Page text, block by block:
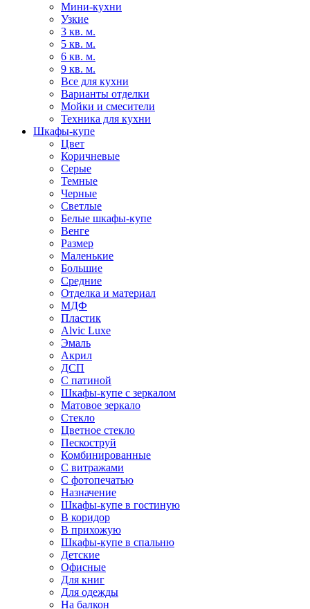
Мини-кухни
Узкие
3 кв. м.
5 кв. м.
6 кв. м.
9 кв. м.
Все для кухни
Варианты отделки
Мойки и смесители
Техника для кухни
Шкафы-купе
Цвет
Коричневые
Серые
Темные
Черные
Светлые
Белые шкафы-купе
Венге
Размер
Маленькие
Большие
Средние
Отделка и материал
МДФ
Пластик
Alvic Luxe
Эмаль
Акрил
ДСП
С патиной
Шкафы-купе с зеркалом
Матовое зеркало
Стекло
Цветное стекло
Пескоструй
Комбинированные
С витражами
С фотопечатью
Назначение
Шкафы-купе в гостиную
В коридор
В прихожую
Шкафы-купе в спальню
Детские
Офисные
Для книг
Для одежды
На балкон